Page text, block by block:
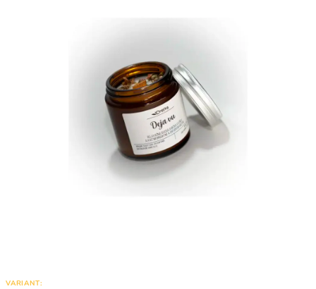
VARIANT:
hviezdičiek.